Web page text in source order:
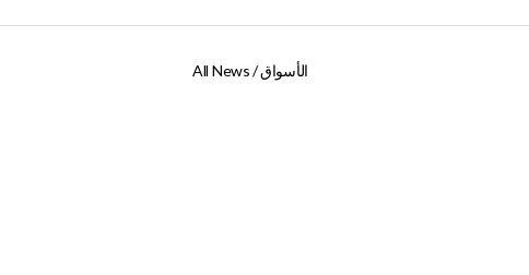
All News /الأسواق